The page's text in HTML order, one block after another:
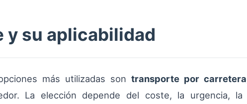
y su aplicabilidad
más utilizadas son transporte por carretera
La elección depende del coste, la urgencia,